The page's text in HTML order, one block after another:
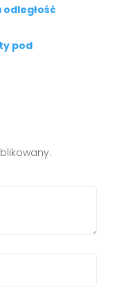
pod